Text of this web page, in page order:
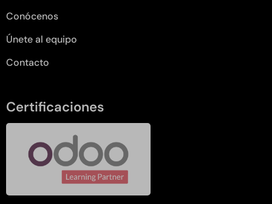
Conócenos
Únete al equipo
Contacto
Certificaciones